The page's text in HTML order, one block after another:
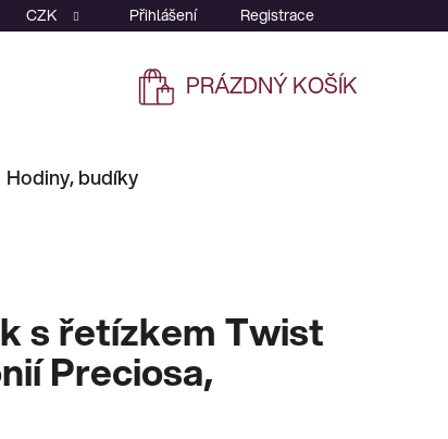
CZK Přihlášení Registrace
NÁKUPNÍ
PRÁZDNÝ KOŠÍK
Hodiny, budíky
s řetízkem Twist
Preciosa,